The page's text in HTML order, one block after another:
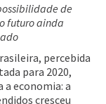
de
futuro ainda
percebida
para 2020,
economia: a
cresceu